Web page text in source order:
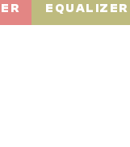
EQUALIZER